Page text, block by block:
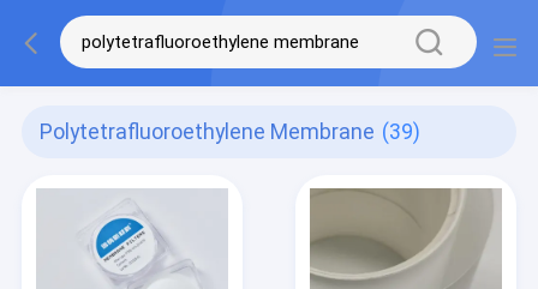
Polytetrafluoroethylene Membrane (39)